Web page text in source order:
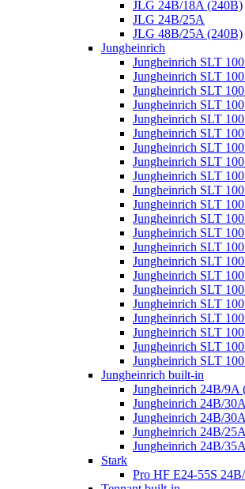
JLG 24B/18A (240B)
JLG 24B/25A
JLG 48B/25A (240B)
Jungheinrich
Jungheinrich SLT
Jungheinrich SLT
Jungheinrich SLT
Jungheinrich SLT
Jungheinrich SLT
Jungheinrich SLT
Jungheinrich SLT
Jungheinrich SLT
Jungheinrich SLT
Jungheinrich SLT
Jungheinrich SLT
Jungheinrich SLT
Jungheinrich SLT
Jungheinrich SLT
Jungheinrich SLT
Jungheinrich SLT
Jungheinrich SLT
Jungheinrich SLT
Jungheinrich SLT
Jungheinrich SLT
Jungheinrich SLT
Jungheinrich SLT
Jungheinrich built-in
Jungheinrich 24B/9A
Jungheinrich 24B/30A
Jungheinrich 24B/
Jungheinrich 24B/
Jungheinrich 24B/
Stark
Pro HF E24-55S